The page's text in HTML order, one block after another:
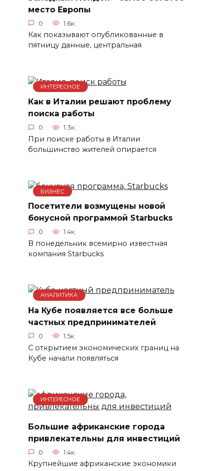
место Европы
0 1.6к.
Как показывают опубликованные в
пятницу данные, центральная
ИНТЕРЕСНОЕ
Как в Италии решают проблему
поиска работы
0 1.3к.
При поиске работы в Италии
большинство жителей опирается
БИЗНЕС
Посетители возмущены новой
бонусной программой Starbucks
0 1.4к.
В понедельник всемирно известная
компания Starbucks
АНАЛИТИКА
На Кубе появляется все больше
частных предпринимателей
0 1.5к.
С открытием экономических границ на
Кубе начали появляться
ИНТЕРЕСНОЕ
Большие африканские города
привлекательны для инвестиций
0 1.4к.
Крупнейшие африканские экономики